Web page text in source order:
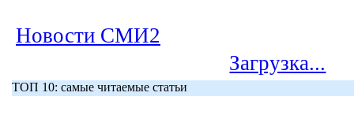
Новости СМИ2
Загрузка...
ТОП 10: самые читаемые статьи